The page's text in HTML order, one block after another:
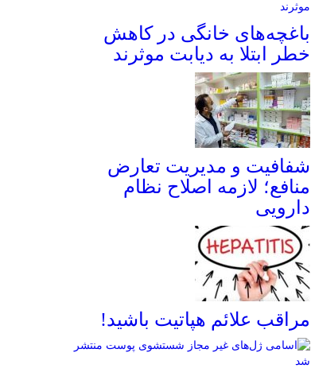
باغچه‌های خانگی در کاهش
خطر ابتلا به دیابت موثرند
شفافیت و مدیریت تعارض
منافع؛ لازمه اصلاح نظام
دارویی
مراقب علائم هپاتیت باشید!